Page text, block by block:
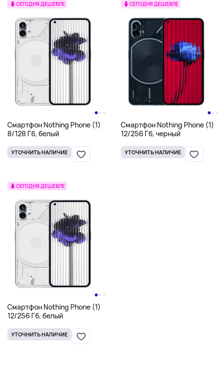
СЕГОДНЯ ДЕШЕВЛЕ
Смартфон Nothing Phone (1)
8/128 Гб, белый
УТОЧНИТЬ НАЛИЧИЕ
СЕГОДНЯ ДЕШЕВЛЕ
Смартфон Nothing Phone (1)
12/256 Гб, черный
УТОЧНИТЬ НАЛИЧИЕ
СЕГОДНЯ ДЕШЕВЛЕ
Смартфон Nothing Phone (1)
12/256 Гб, белый
УТОЧНИТЬ НАЛИЧИЕ